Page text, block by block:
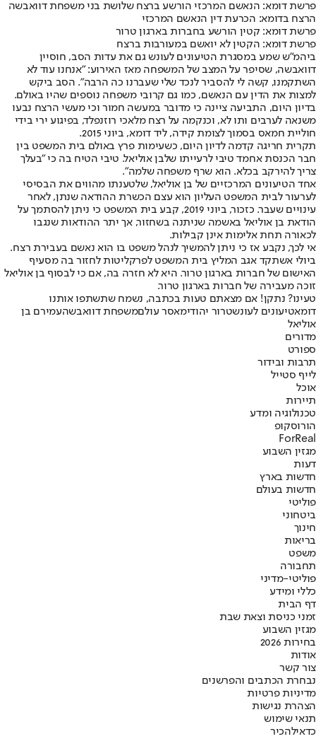
פרשת דומא: הנאשם המרכזי הורשע ברצח שלושת בני משפחת דוואבשה
הרצח בדומא: הכרעת דין הנאשם המרכזי
פרשת דומא: קטין הורשע בחברות בארגון טרור
פרשת דומא: הקטין לא יואשם במעורבות ברצח
ביהמ"ש שמע במסגרת הטיעונים לעונש גם את עדות הסב, חוסיין
דוואבשה, שסיפר על המצב של המשפחה מאז האירוע: "אנחנו עוד לא
השתקמנו, קשה לי להסביר לנכד שלי שעברנו כה הרבה". הסב ביקש
למצות את הדין עם הנאשם, כמו גם קרובי משפחה נוספים שהיו באולם.
בדיון היום, התביעה ציינה כי מדובר במעשה חמור וכי מעשי הרצח נבעו
משנאה לערבים ותו לא, וכנקמה על רצח מלאכי רוזנפלד, בפיגוע ירי בידי
חוליית חמאס בסמוך לצומת קידה, ליד דומא, ביוני 2015.
תקרית חריגה קדמה לדיון היום, כשעימות פרץ באולם בית המשפט בין
חבר הכנסת אחמד טיבי לרעייתו שלבן אוליאל. טיבי הטיח בה כי "בעלך
צריך להירקב בכלא. הוא שרף משפחה שלמה".
אחד הטיעונים המרכזיים של בן אוליאל, שלטענתו מהווים את הבסיסי
לערעור לבית המשפט העליון הוא עצם הכשרת ההודאה שנתן, לאחר
עינויים שעבר. כזכור, ביוני 2019, קבע בית המשפט כי ניתן להסתמך על
הודאת בן אוליאל באשמה שניתנה בשחזור, אך יתר ההודאות שנגבו
לכאורה תחת אלימות אינן קבילות.
אי לכך, נקבע אז כי ניתן להמשיך לנהל משפט בו הוא נאשם בעבירת רצח.
ביולי אשתקד אגב המליץ בית המשפט לפרקליטות לחזור בה מסעיף
האישום של חברות בארגון טרור. היא לא חזרה בה, אם כי לבסוף בן אוליאל
זוכה מעבירה של חברות בארגון טרור.
טעינו? נתקן! אם מצאתם טעות בכתבה, נשמח שתשתפו אותנו
דומאטיעונים לעונשטרור יהודימאסר עולםמשפחת דוואבשהעמירם בן
אוליאל
מדורים
ספורט
תרבות ובידור
לייף סטייל
אוכל
תיירות
טכנולוגיה ומדע
הורוסקופ
ForReal
מגזין השבוע
דעות
חדשות בארץ
חדשות בעולם
פוליטי
ביטחוני
חינוך
בריאות
משפט
תחבורה
פוליטי-מדיני
כללי ומידע
דף הבית
זמני כניסת וצאת שבת
מגזין השבוע
בחירות 2026
אודות
צור קשר
נבחרת הכתבים והפרשנים
מדיניות פרטיות
הצהרת נגישות
תנאי שימוש
כדאילהכיר